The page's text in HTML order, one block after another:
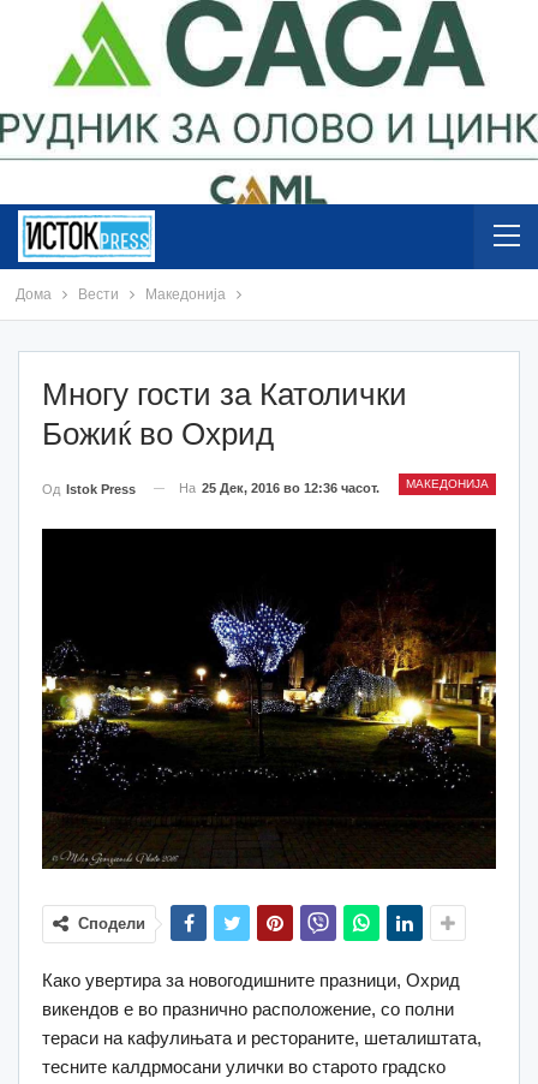
Дома Вести Македонија
Многу гости за Католички
Божиќ во Охрид
МАКЕДОНИЈА
Од Istok Press На 25 Дек, 2016 во 12:36 часот.
Сподели
Како увертира за новогодишните празници, Охрид
викендов е во празнично расположение, со полни
тераси на кафулињата и рестораните, шеталиштата,
тесните калдрмосани улички во старото градско